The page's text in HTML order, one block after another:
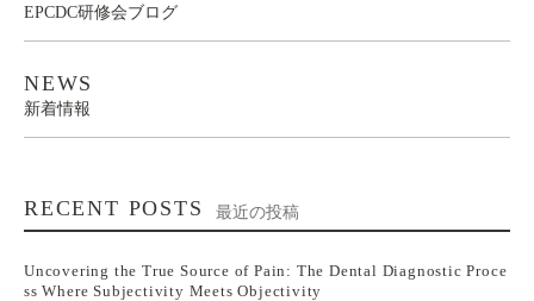
EPCDC研修会ブログ
NEWS
新着情報
RECENT POSTS 最近の投稿
Uncovering the True Source of Pain: The Dental Diagnostic Proce
ss Where Subjectivity Meets Objectivity